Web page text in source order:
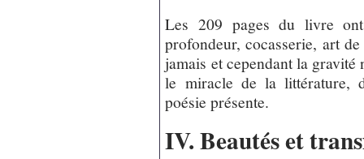
Les 209 pages du livre
profondeur, cocasserie, art
jamais et cependant la
le miracle de la littérature,
poésie présente.
IV. Beautés et